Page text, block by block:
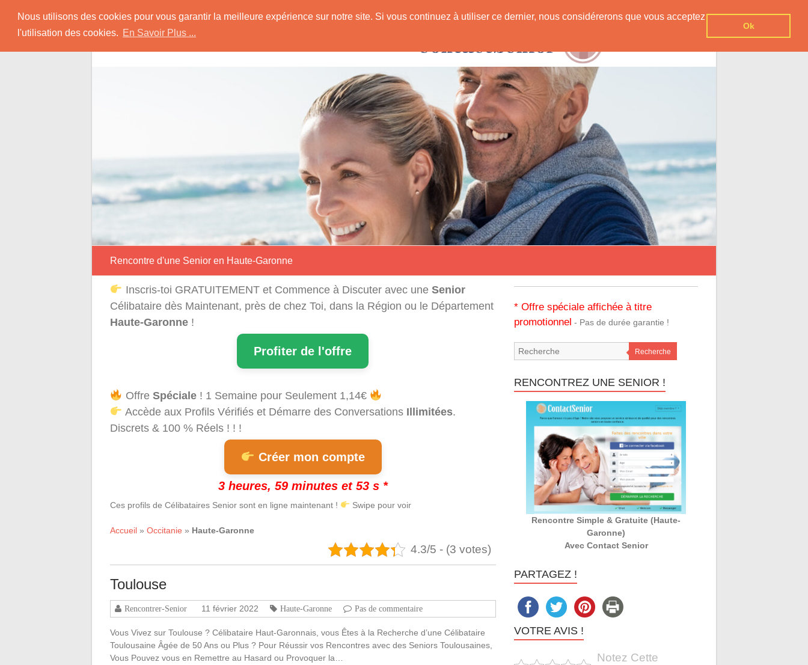
Nous utilisons des cookies pour vous garantir la meilleure expérience sur notre site. Si vous continuez à utiliser ce dernier, nous considérerons que vous acceptez
l'utilisation des cookies. En Savoir Plus ...
Ok
content
Rencontrer Senior
Conseils & Infos pour la Rencontre d'une Senior
Rencontre d'une Senior en Haute-Garonne
Inscris-toi GRATUITEMENT et Commence à Discuter avec une Senior
Célibataire dès Maintenant, près de chez Toi, dans la Région ou le Département
Haute-Garonne !
Profiter de l'offre
Offre Spéciale! 1 Semaine pour Seulement 1,14€
Accède aux Profils Vérifiés et Démarre des Conversations Illimitées.
Discrets & 100 % Réels ! ! !
Créer mon compte
3 heures, 59 minutes et 52 s *
Ces profils de Célibataires Senior sont en ligne maintenant ! Swipe pour voir
Accueil » Occitanie » Haute-Garonne
4.3/5 - (3 votes)
Toulouse
Rencontrer-Senior 11 février 2022 Haute-Garonne Pas de commentaire
Vous Vivez sur Toulouse ? Célibataire Haut-Garonnais, vous Êtes à la Recherche d’une Célibataire
Toulousaine Âgée de 50 Ans ou Plus ? Pour Réussir vos Rencontres avec des Seniors Toulousaines,
Vous Pouvez vous en Remettre au Hasard ou Provoquer la…
* Offre spéciale affichée à titre
promotionnel - Pas de durée garantie !
Recherche
RENCONTREZ UNE SENIOR !
Rencontre Simple & Gratuite (Haute-
Garonne)
Avec Contact Senior
PARTAGEZ !
VOTRE AVIS !
Notez Cette